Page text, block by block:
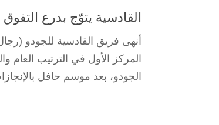
القادسية يتوّج بدرع التفوق العام في
المركز الأول في الترتيب العام
الجودو، بعد موسم حافل